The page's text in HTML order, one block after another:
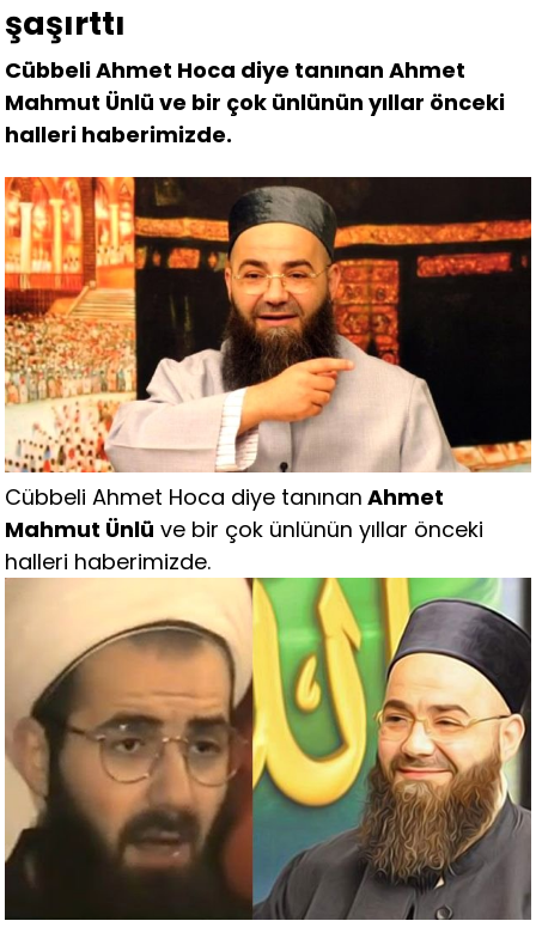
şaşırttı
Cübbeli Ahmet Hoca diye tanınan Ahmet
Mahmut Ünlü ve bir çok ünlünün yıllar önceki
halleri haberimizde.
Cübbeli Ahmet Hoca diye tanınan Ahmet
Mahmut Ünlü ve bir çok ünlünün yıllar önceki
halleri haberimizde.